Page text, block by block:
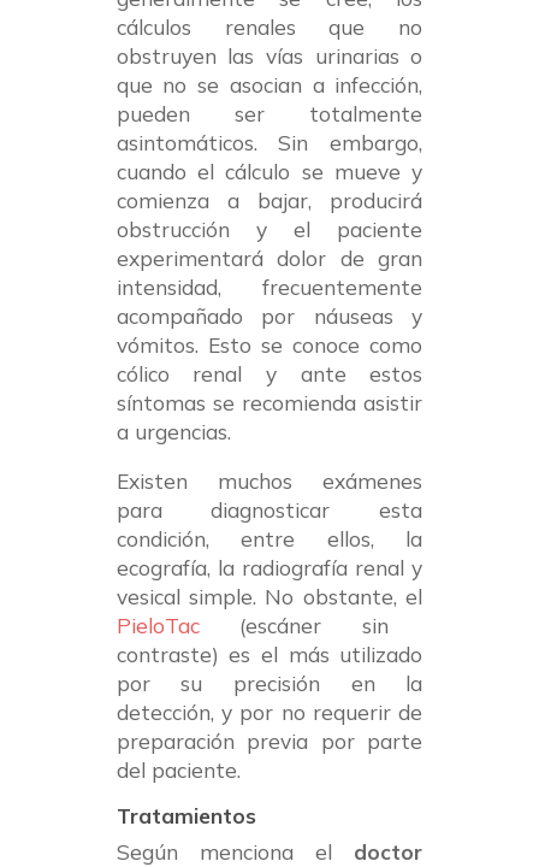
cálculos renales que no
obstruyen las vías urinarias o
que no se asocian a infección,
pueden ser totalmente
asintomáticos. Sin embargo,
cuando el cálculo se mueve y
comienza a bajar, producirá
obstrucción y el paciente
experimentará dolor de gran
intensidad, frecuentemente
acompañado por náuseas y
vómitos. Esto se conoce como
cólico renal y ante estos
síntomas se recomienda asistir
a urgencias.
Existen muchos exámenes
para diagnosticar esta
condición, entre ellos, la
ecografía, la radiografía renal y
vesical simple. No obstante, el
PieloTac(escáner sin
contraste) es el más utilizado
por su precisión en la
detección, y por no requerir de
preparación previa por parte
del paciente.
Tratamientos
Según menciona el doctor